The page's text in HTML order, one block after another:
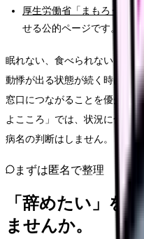
厚生労働省「まもろうよこ
せる公的ページです。
眠れない、食べられない、涙
動悸が出る状態が続く時は、
窓口につながることを優先し
よこころ」では、状況に合わ
病名の判断はしません。
まずは匿名で整理
「辞めたい」を
ませんか。